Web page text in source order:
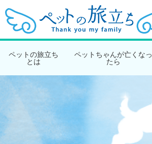
ペットの旅立ち
とは
ペットちゃんが亡くなっ
たら